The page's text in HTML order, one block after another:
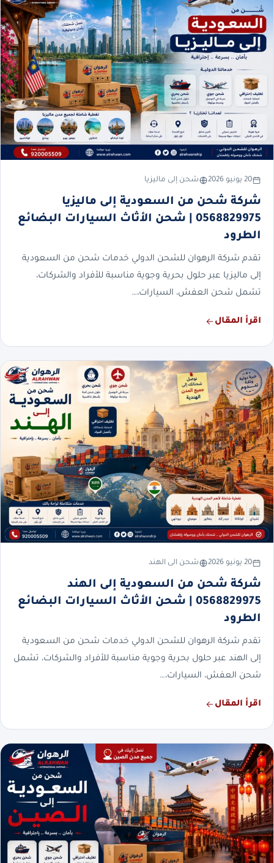
20 يونيو 2026 شحن إلى ماليزيا
شركة شحن من السعودية إلى ماليزيا
0568829975 | شحن الأثاث السيارات البضائع
الطرود
تقدم شركة الرهوان للشحن الدولي خدمات شحن من السعودية
إلى ماليزيا عبر حلول بحرية وجوية مناسبة للأفراد والشركات،
تشمل شحن العفش، السيارات،…
اقرأ المقال
20 يونيو 2026 شحن الى الهند
شركة شحن من السعودية إلى الهند
0568829975 | شحن الأثاث السيارات البضائع
الطرود
تقدم شركة الرهوان للشحن الدولي خدمات شحن من السعودية
إلى الهند عبر حلول بحرية وجوية مناسبة للأفراد والشركات، تشمل
شحن العفش، السيارات،…
اقرأ المقال